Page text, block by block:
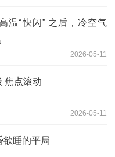
温“快闪” 之后，冷空气
2026-05-11
焦点滚动
2026-05-11
欲睡的平局